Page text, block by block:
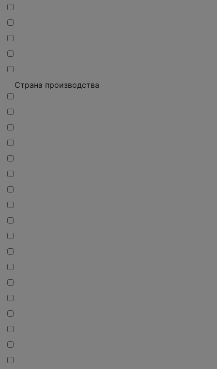
Страна производства